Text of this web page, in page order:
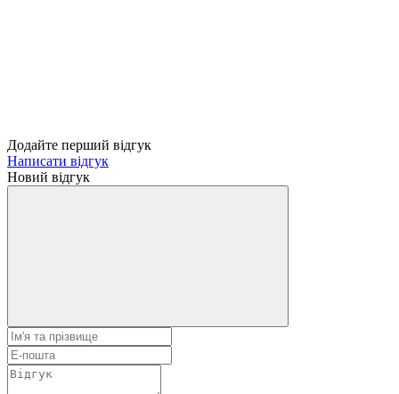
Додайте перший відгук
Написати відгук
Новий відгук